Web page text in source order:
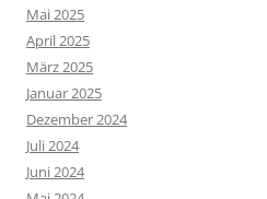
Mai 2025
April 2025
März 2025
Januar 2025
Dezember 2024
Juli 2024
Juni 2024